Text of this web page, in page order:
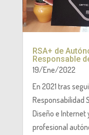
RSA+ de
Responsable
19/Ene/2022
En 2021 tras
Responsabilidad
Diseño e Internet
profesional